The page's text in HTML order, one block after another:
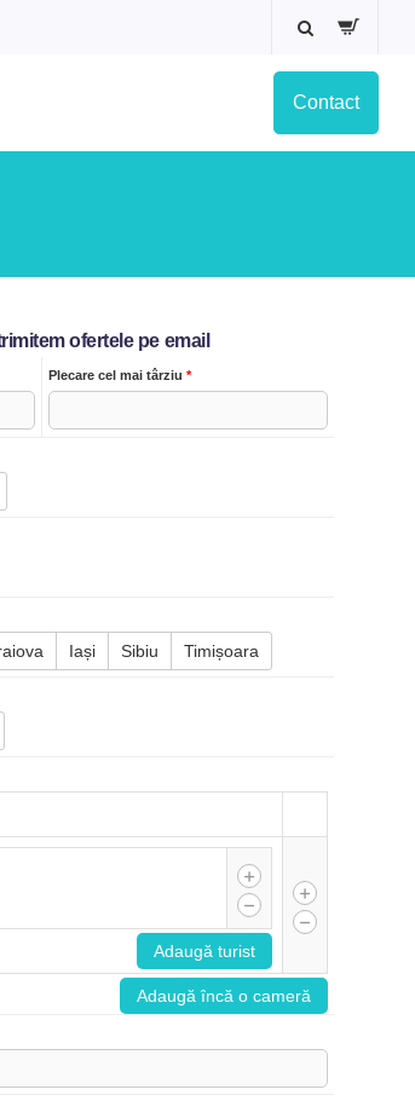
Contact
ofertele pe email
Plecare cel mai târziu *
Iași Sibiu Timișoara
Adaugă turist
Adaugă încă o cameră